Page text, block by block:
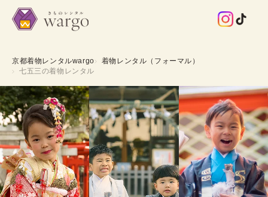
京都着物レンタルwargo
着物レンタル（フォーマル）
七五三の着物レンタル